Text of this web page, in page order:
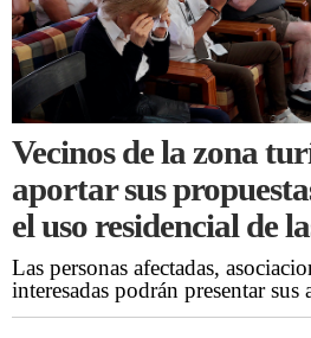
Vecinos de la zona
aportar sus
el uso residencial de
Las personas afectadas,
interesadas podrán presentar sus